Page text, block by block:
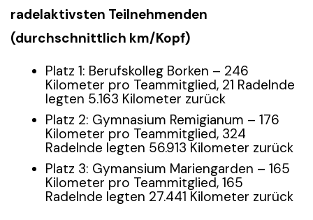
radelaktivsten Teilnehmenden
(durchschnittlich km/Kopf)
Platz 1: Berufskolleg Borken – 246
Kilometer pro Teammitglied, 21 Radelnde
legten 5.163 Kilometer zurück
Platz 2: Gymnasium Remigianum – 176
Kilometer pro Teammitglied, 324
Radelnde legten 56.913 Kilometer zurück
Platz 3: Gymansium Mariengarden – 165
Kilometer pro Teammitglied, 165
Radelnde legten 27.441 Kilometer zurück